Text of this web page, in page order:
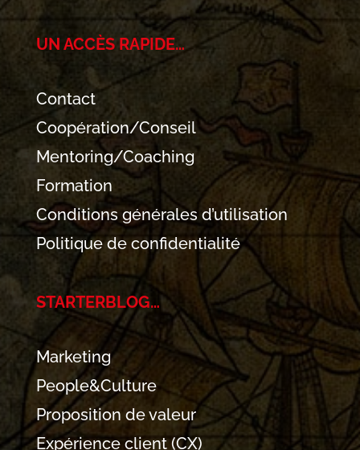
UN ACCÈS RAPIDE…
Contact
Coopération/Conseil
Mentoring/Coaching
Formation
Conditions générales d’utilisation
Politique de confidentialité
STARTERBLOG…
Marketing
People&Culture
Proposition de valeur
Expérience client (CX)